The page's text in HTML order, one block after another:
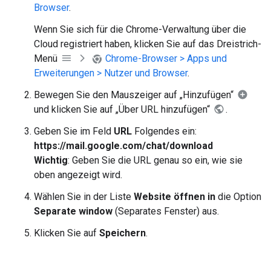
Browser.
Wenn Sie sich für die Chrome-Verwaltung über die
Cloud registriert haben, klicken Sie auf das Dreistrich-
Menü
Chrome-Browser > Apps und
Erweiterungen > Nutzer und Browser.
Bewegen Sie den Mauszeiger auf „Hinzufügen“
und klicken Sie auf „Über URL hinzufügen“
.
Geben Sie im Feld URL Folgendes ein:
https://mail.google.com/chat/download
Wichtig: Geben Sie die URL genau so ein, wie sie
oben angezeigt wird.
Wählen Sie in der Liste Website öffnen in die Option
Separate window (Separates Fenster) aus.
Klicken Sie auf Speichern.